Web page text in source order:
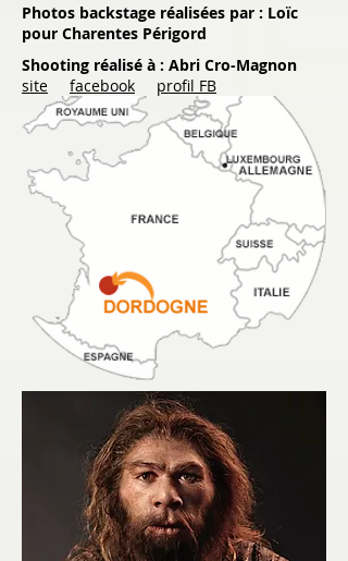
Photos backstage réalisées par : Loïc
pour Charentes Périgord
Shooting réalisé à : Abri Cro-Magnon
site
facebook profil FB